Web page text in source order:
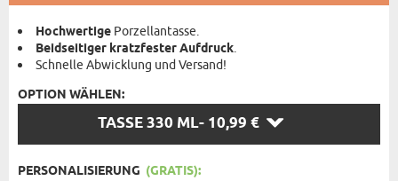
Hochwertige Porzellantasse.
Beidseitiger kratzfester Aufdruck.
Schnelle Abwicklung und Versand!
OPTION WÄHLEN:
TASSE 330 ML- 10,99 €
PERSONALISIERUNG (GRATIS):